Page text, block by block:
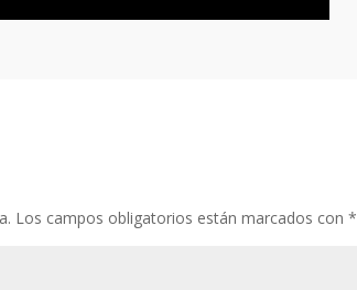
Los campos obligatorios están marcados con*